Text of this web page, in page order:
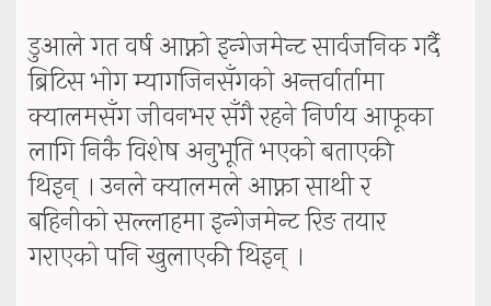
डुआले गत वर्ष आफ्नो इन्गेजमेन्ट सार्वजनिक गर्दै
ब्रिटिस भोग म्यागजिनसँगको अन्तर्वार्तामा
क्यालमसँग जीवनभर सँगै रहने निर्णय आफूका
लागि निकै विशेष अनुभूति भएको बताएकी
थिइन् । उनले क्यालमले आफ्ना साथी र
बहिनीको सल्लाहमा इन्गेजमेन्ट रिङ तयार
गराएको पनि खुलाएकी थिइन् ।